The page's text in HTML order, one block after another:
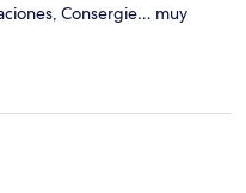
Consergie… muy